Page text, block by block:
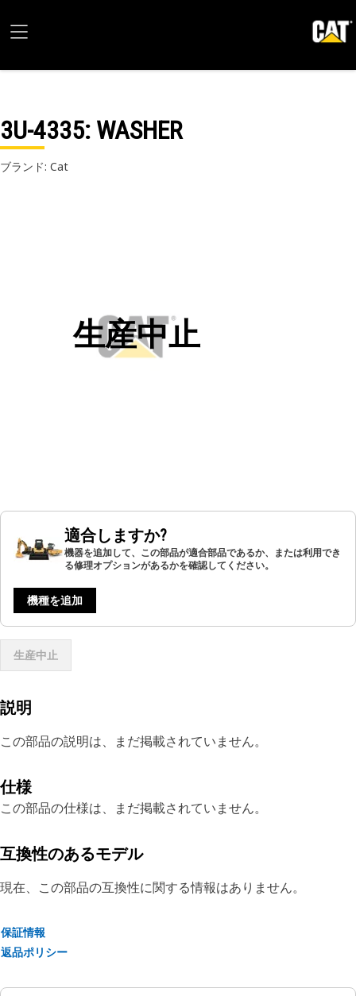
3U-4335: WASHER
ブランド: Cat
生産中止
適合しますか?
機器を追加して、この部品が適合部品であるか、または利用でき
る修理オプションがあるかを確認してください。
機種を追加
生産中止
説明
この部品の説明は、まだ掲載されていません。
仕様
この部品の仕様は、まだ掲載されていません。
互換性のあるモデル
現在、この部品の互換性に関する情報はありません。
保証情報
返品ポリシー